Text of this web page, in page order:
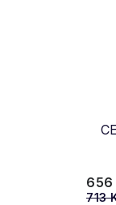
656
713